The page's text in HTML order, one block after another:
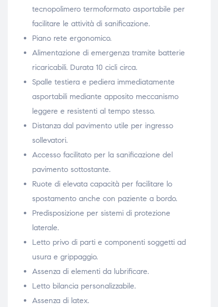
tecnopolimero termoformato asportabile per
facilitare le attività di sanificazione.
Piano rete ergonomico.
Alimentazione di emergenza tramite batterie
ricaricabili. Durata 10 cicli circa.
Spalle testiera e pediera immediatamente
asportabili mediante apposito meccanismo
leggere e resistenti al tempo stesso.
Distanza dal pavimento utile per ingresso
sollevatori.
Accesso facilitato per la sanificazione del
pavimento sottostante.
Ruote di elevata capacità per facilitare lo
spostamento anche con paziente a bordo.
Predisposizione per sistemi di protezione
laterale.
Letto privo di parti e componenti soggetti ad
usura e grippaggio.
Assenza di elementi da lubrificare.
Letto bilancia personalizzabile.
Assenza di latex.